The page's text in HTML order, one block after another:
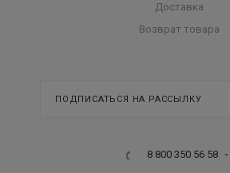
Доставка
Возврат товара
ПОДПИСАТЬСЯ НА РАССЫЛКУ
8 800 350 56 58